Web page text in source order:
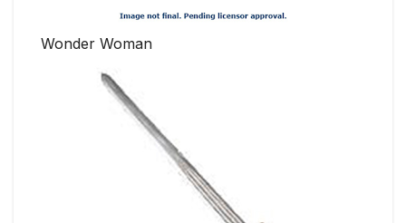
Wonder Woman